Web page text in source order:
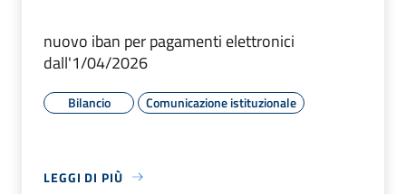
nuovo iban per pagamenti elettronici
dall'1/04/2026
Bilancio Comunicazione istituzionale
LEGGI DI PIÙ